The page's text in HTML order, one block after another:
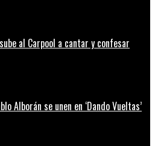
al Carpool a cantar y confesar
Alborán se unen en ‘Dando Vueltas’